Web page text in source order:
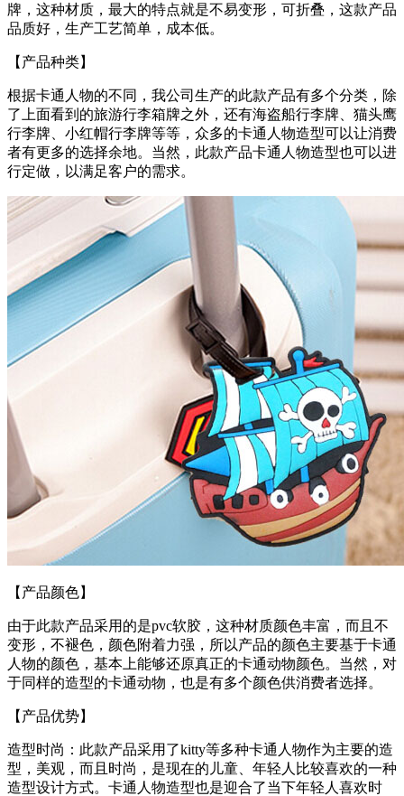
牌，这种材质，最大的特点就是不易变形，可折叠，这款产品
品质好，生产工艺简单，成本低。
【产品种类】
根据卡通人物的不同，我公司生产的此款产品有多个分类，除
了上面看到的旅游行李箱牌之外，还有海盗船行李牌、猫头鹰
行李牌、小红帽行李牌等等，众多的卡通人物造型可以让消费
者有更多的选择余地。当然，此款产品卡通人物造型也可以进
行定做，以满足客户的需求。
【产品颜色】
由于此款产品采用的是pvc软胶，这种材质颜色丰富，而且不
变形，不褪色，颜色附着力强，所以产品的颜色主要基于卡通
人物的颜色，基本上能够还原真正的卡通动物颜色。当然，对
于同样的造型的卡通动物，也是有多个颜色供消费者选择。
【产品优势】
造型时尚：此款产品采用了kitty等多种卡通人物作为主要的造
型，美观，而且时尚，是现在的儿童、年轻人比较喜欢的一种
造型设计方式。卡通人物造型也是迎合了当下年轻人喜欢时